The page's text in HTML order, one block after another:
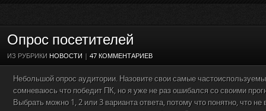
Опрос посетителей
ИЗ РУБРИКИ НОВОСТИ | 47 КОММЕНТАРИЕВ
Небольшой опрос аудитории. Назовите свои самые
сомневаюсь что победит ПК, но я уже не раз ошибался со своими
Выбрать можно 1, 2 или 3 варианта ответа, потому что понятно, что не